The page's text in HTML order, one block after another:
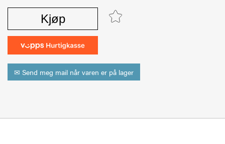
Kjøp
✉ Send meg mail når varen er på lager